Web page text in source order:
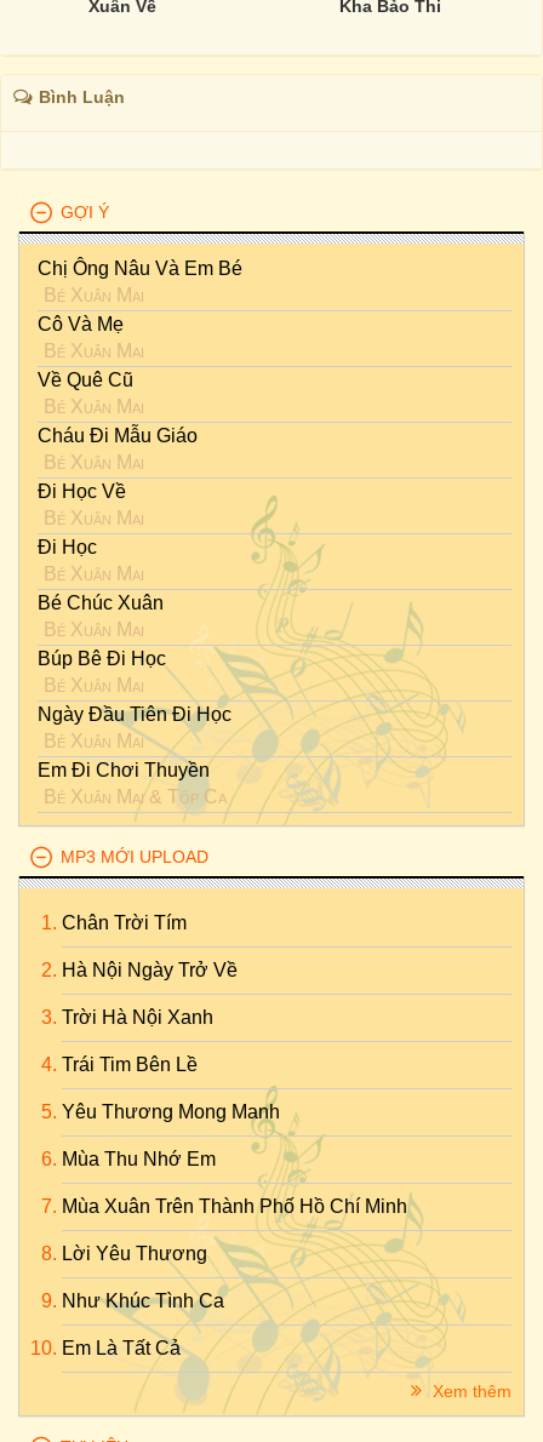
Xuân Về Kha Bảo Thi
Bình Luận
GỢI Ý
Chị Ông Nâu Và Em Bé
Bé Xuân Mai
Cô Và Mẹ
Bé Xuân Mai
Về Quê Cũ
Bé Xuân Mai
Cháu Đi Mẫu Giáo
Bé Xuân Mai
Đi Học Về
Bé Xuân Mai
Đi Học
Bé Xuân Mai
Bé Chúc Xuân
Bé Xuân Mai
Búp Bê Đi Học
Bé Xuân Mai
Ngày Đầu Tiên Đi Học
Bé Xuân Mai
Em Đi Chơi Thuyền
Bé Xuân Mai& Tốp Ca
MP3 MỚI UPLOAD
Chân Trời Tím
Hà Nội Ngày Trở Về
Trời Hà Nội Xanh
Trái Tim Bên Lề
Yêu Thương Mong Manh
Mùa Thu Nhớ Em
Mùa Xuân Trên Thành Phố Hồ Chí Minh
Lời Yêu Thương
Như Khúc Tình Ca
Em Là Tất Cả
Xem thêm